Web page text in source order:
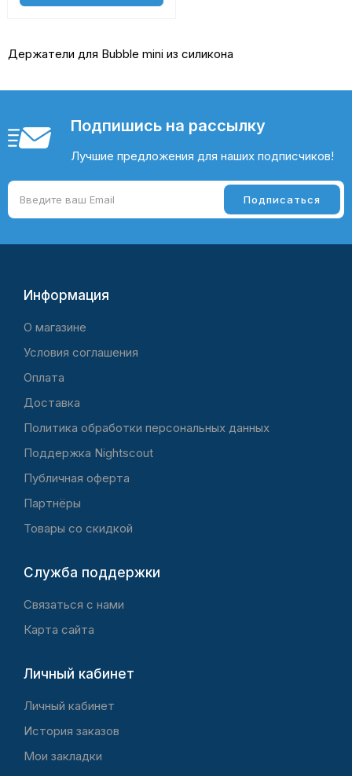
Держатели для Bubble mini из силикона
Подпишись на рассылку
Лучшие предложения для наших подписчиков!
Информация
O магазине
Условия соглашения
Оплата
Доставка
Политика обработки персональных данных
Поддержка Nightscout
Публичная оферта
Партнёры
Товары со скидкой
Служба поддержки
Связаться с нами
Карта сайта
Личный кабинет
Личный кабинет
История заказов
Мои закладки